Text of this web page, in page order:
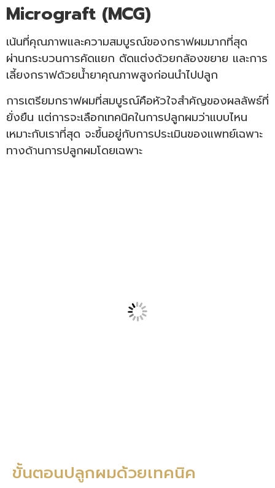
Micrograft (MCG)
เน้นที่คุณภาพและความสมบูรณ์ของกราฟผมมากที่สุด
ผ่านกระบวนการคัดแยก ตัดแต่งด้วยกล้องขยาย และการ
เลี้ยงกราฟด้วยน้ำยาคุณภาพสูงก่อนนำไปปลูก
การเตรียมกราฟผมที่สมบูรณ์คือหัวใจสำคัญของผลลัพธ์ที่
ยั่งยืน แต่การจะเลือกเทคนิคในการปลูกผมว่าแบบไหน
เหมาะกับเราที่สุด จะขึ้นอยู่กับการประเมินของแพทย์เฉพาะ
ทางด้านการปลูกผมโดยเฉพาะ
ขั้นตอนปลูกผมด้วยเทคนิค